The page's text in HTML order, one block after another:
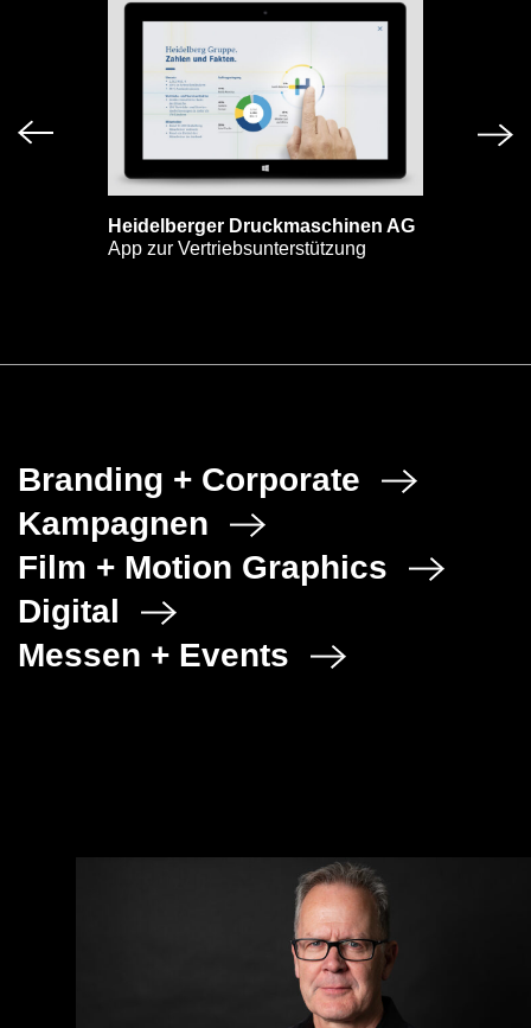
Heidelberger Druckmaschinen AG
App zur Vertriebsunterstützung
Branding + Corporate
Kampagnen
Film + Motion Graphics
Digital
Messen + Events